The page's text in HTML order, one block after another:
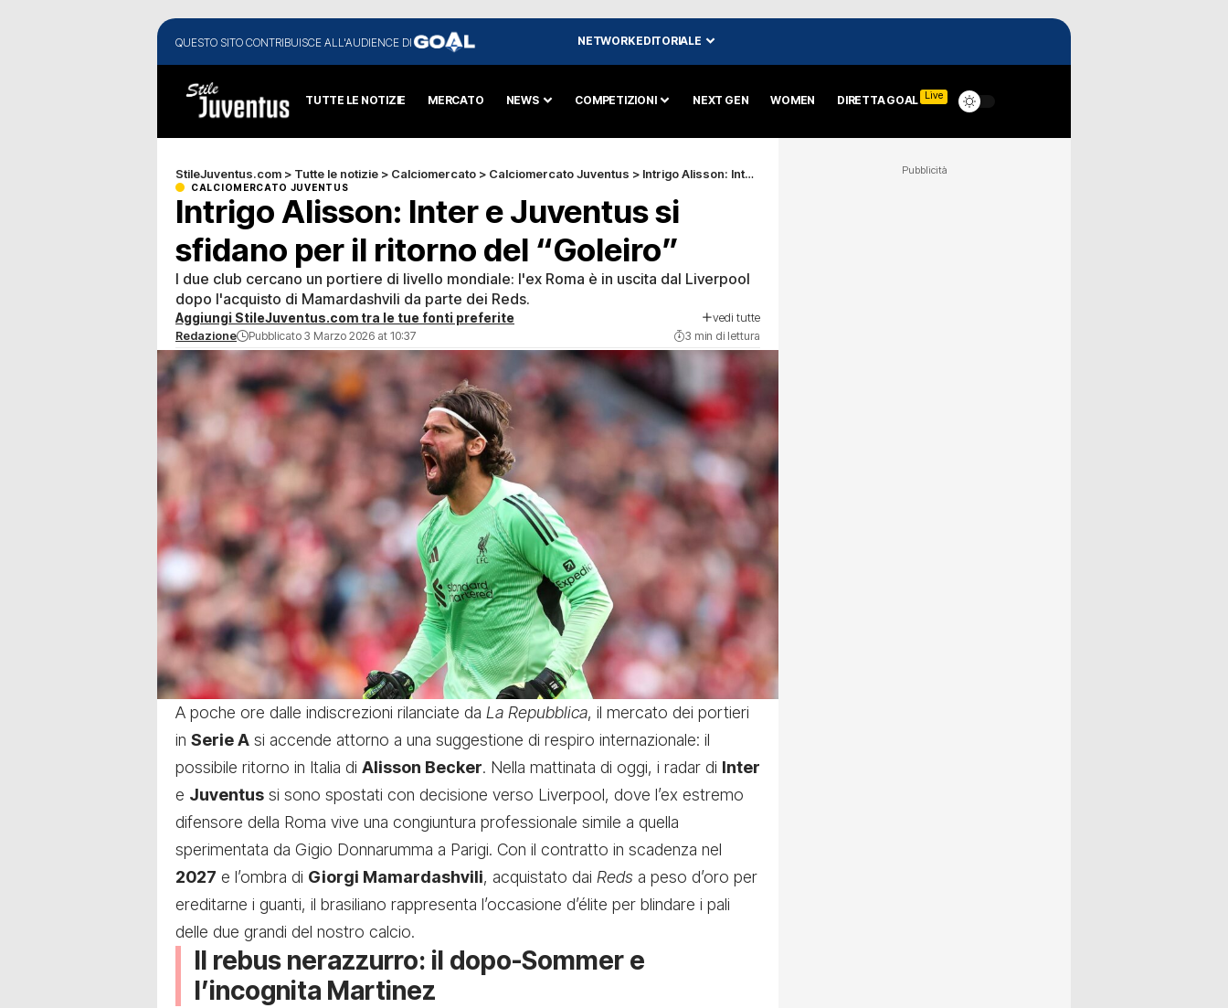
QUESTO SITO CONTRIBUISCE ALL'AUDIENCE DI NETWORK EDITORIALE
TUTTE LE NOTIZIE MERCATO NEWS COMPETIZIONI NEXT GEN WOMEN DIRETTA GOAL Live
StileJuventus.com > Tutte le notizie > Calciomercato > Calciomercato Juventus > Intrigo Alisson: Inter e Juventus si sfidano per il ritorno del “Goleiro”
CALCIOMERCATO JUVENTUS
Intrigo Alisson: Inter e Juventus si
sfidano per il ritorno del “Goleiro”
I due club cercano un portiere di livello mondiale: l'ex Roma è in uscita dal Liverpool
dopo l'acquisto di Mamardashvili da parte dei Reds.
Aggiungi StileJuventus.com tra le tue fonti preferite vedi tutte
Redazione Pubblicato 3 Marzo 2026 at 10:37 3 min di lettura
A poche ore dalle indiscrezioni rilanciate da La Repubblica, il mercato dei portieri
in Serie A si accende attorno a una suggestione di respiro internazionale: il
possibile ritorno in Italia di Alisson Becker. Nella mattinata di oggi, i radar di Inter
e Juventus si sono spostati con decisione verso Liverpool, dove l’ex estremo
difensore della Roma vive una congiuntura professionale simile a quella
sperimentata da Gigio Donnarumma a Parigi. Con il contratto in scadenza nel
2027 e l’ombra di Giorgi Mamardashvili, acquistato dai Reds a peso d’oro per
ereditarne i guanti, il brasiliano rappresenta l’occasione d’élite per blindare i pali
delle due grandi del nostro calcio.
Il rebus nerazzurro: il dopo-Sommer e
l’incognita Martinez
Pubblicità